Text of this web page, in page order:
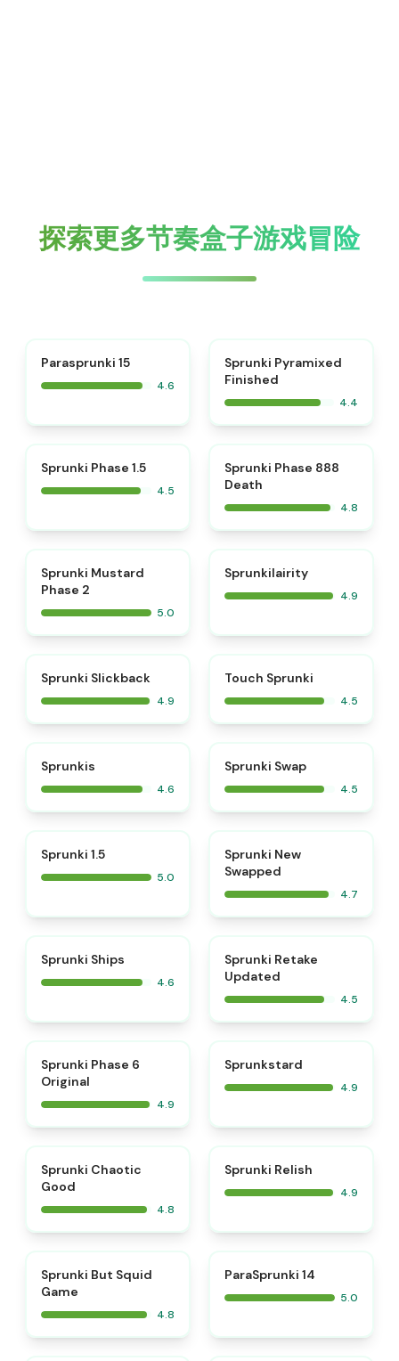
探索更多节奏盒子游戏冒险
Parasprunki 15
4.6
Sprunki Pyramixed
Finished
4.4
Sprunki Phase 1.5
4.5
Sprunki Phase 888
Death
4.8
Sprunki Mustard
Phase 2
5.0
Sprunkilairity
4.9
Sprunki Slickback
4.9
Touch Sprunki
4.5
Sprunkis
4.6
Sprunki Swap
4.5
Sprunki 1.5
5.0
Sprunki New
Swapped
4.7
Sprunki Ships
4.6
Sprunki Retake
Updated
4.5
Sprunki Phase 6
Original
4.9
Sprunkstard
4.9
Sprunki Chaotic
Good
4.8
Sprunki Relish
4.9
Sprunki But Squid
Game
4.8
ParaSprunki 14
5.0